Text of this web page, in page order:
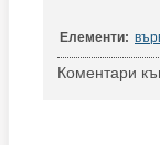
Елементи:
Коментари